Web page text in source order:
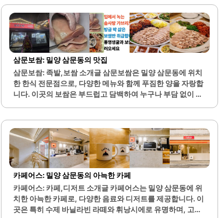
랑을 받고 있습니다.다양한 빵 종류 중에서도 소금빵과 애플
파이가 특히 인기가 높습니다. 카페 내부는 아늑하고 조용한
분위기로, 친구나 가족과 함께 편안하게 대화하기에 적합합
니다. 2층 공간은 독립적인 느낌을 주어 더욱 여유로운 시간
을 보낼 수 있습니다.커피 또한 맛이 뛰어나며, 다양한 음료
메뉴가 마련되어 있어 선택의 폭이 넓습니다. 이곳은 밀양 잔
도길과 가까워 산책 후 방문하기에 좋은 위치에 있습니다. 친
절한 사장님의 서비스와 함께하는 맛있는 빵과..
삼문보쌈: 밀양 삼문동의 맛집
삼문보쌈: 족발,보쌈 소개글 삼문보쌈은 밀양 삼문동에 위치
한 한식 전문점으로, 다양한 메뉴와 함께 푸짐한 양을 자랑합
니다. 이곳의 보쌈은 부드럽고 담백하여 누구나 부담 없이 즐
또한, 알곤이찜과 곰탕 등 다양한 사이드 메뉴도 제공되어,
여러 가지 맛을 동시에 경험할 수 있습니다. 매장 내부는 조용
하고 아늑한 분위기로, 친구나 가족과 함께 편안하게 식사하
기에 적합합니다. 친절한 직원들이 고객을 맞이하며, 서비스
또한 훌륭하여 기분 좋게 식사를 즐길 수 있습니다.각종 밑반
찬도 신선하고 맛있어, 메인 요리와 함께 즐기기에 좋습니다.
특히, 김치와 깍두기는 아삭한 식감으로 인기를 끌고 있습니
다. 삼문보쌈은 회식이나 모임 장소로도 적합하며, 룸이 마련
되어 있어..
카페어스: 밀양 삼문동의 아늑한 카페
카페어스: 카페,디저트 소개글 카페어스는 밀양 삼문동에 위
치한 아늑한 카페로, 다양한 음료와 디저트를 제공합니다. 이
곳은 특히 수제 바닐라빈 라떼와 휘낭시에로 유명하며, 고소